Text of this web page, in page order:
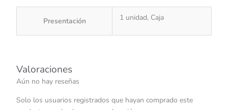
Presentación 1 unidad, Caja
Valoraciones
Aún no hay reseñas
Solo los usuarios registrados que hayan comprado este